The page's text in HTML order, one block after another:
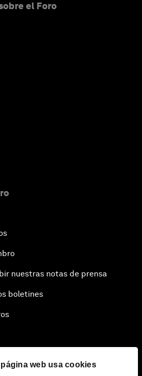
página web usa cookies
el Foro
nuestras notas de prensa
boletines
Foro